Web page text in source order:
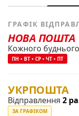
ГРАФІК
НОВА ПОШТА
Кожного
ПН • ВТ • СР • ЧТ • ПТ
УКРПОШТА
Відправлення 2
ЗА ГРАФІКОМ